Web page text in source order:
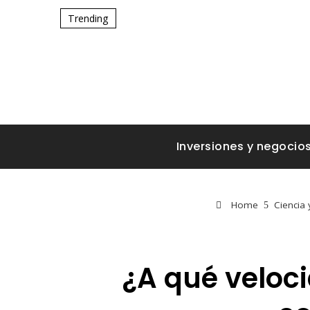
Trending
Inversiones y
Home Ciencia
¿A qué